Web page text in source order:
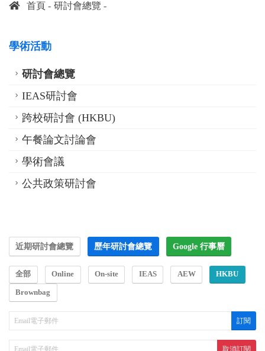
首頁 研討會總覽
學術活動
研討會總覽
IEAS研討會
跨校研討會 (HKBU)
午餐論文討論會
學術會議
公共政策研討會
近期研討會總覽 歷年研討會總覽 Google 行事曆
全部 Online On-site IEAS AEW HKBU
Brownbag